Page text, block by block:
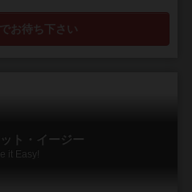
お待ち下さい
ト・イージー
it Easy!